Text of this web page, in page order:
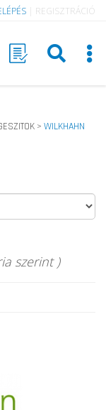
REGISZTRÁCIÓ
> WILKHAHN
szerint )